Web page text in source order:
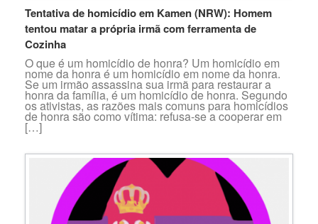
Tentativa de homicídio em Kamen (NRW): Homem
tentou matar a própria irmã com ferramenta de
Cozinha
O que é um homicídio de honra? Um homicídio em
nome da honra é um homicídio em nome da honra.
Se um irmão assassina sua irmã para restaurar a
honra da família, é um homicídio de honra. Segundo
os ativistas, as razões mais comuns para homicídios
de honra são como vítima: refusa-se a cooperar em
[…]